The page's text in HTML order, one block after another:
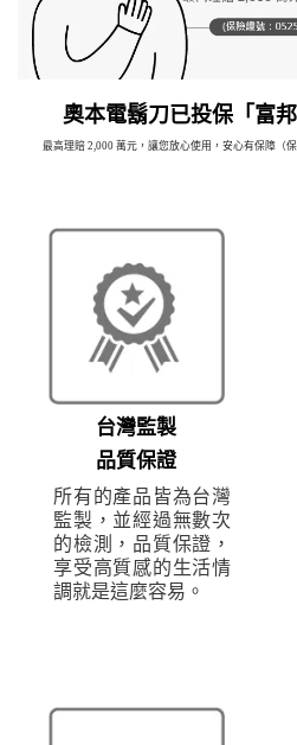
奧本電鬍刀已投保「富
最高理賠 2,000 萬元，讓您放心使用，安心有保障（
台灣監製
品質保證
所有的產品皆為台灣
監製，並經過無數次
的檢測，品質保證，
享受高質感的生活情
調就是這麼容易。